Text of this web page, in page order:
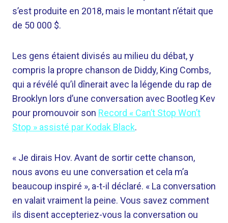
s’est produite en 2018, mais le montant n’était que
de 50 000 $.
Les gens étaient divisés au milieu du débat, y
compris la propre chanson de Diddy, King Combs,
qui a révélé qu’il dînerait avec la légende du rap de
Brooklyn lors d’une conversation avec Bootleg Kev
pour promouvoir son Record « Can’t Stop Won’t
Stop » assisté par Kodak Black.
« Je dirais Hov. Avant de sortir cette chanson,
nous avons eu une conversation et cela m’a
beaucoup inspiré », a-t-il déclaré. « La conversation
en valait vraiment la peine. Vous savez comment
ils disent accepteriez-vous la conversation ou